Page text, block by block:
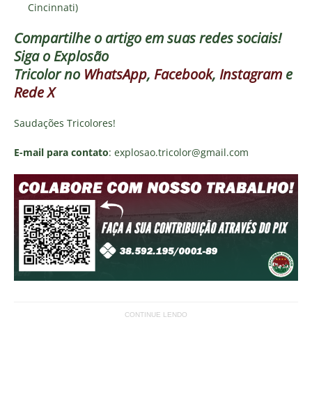
Cincinnati)
Compartilhe o artigo em suas redes sociais!
Siga oExplosão
Tricolorno WhatsApp, Facebook, Instagram e
Rede X
Saudações Tricolores!
E-mail para contato: explosao.tricolor@gmail.com
CONTINUE LENDO